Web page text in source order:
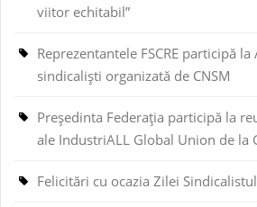
viitor echitabil”
Reprezentantele FSCRE participă
sindicaliști organizată de CNSM
Președinta Federația participă la
ale IndustriALL Global Union de la
Felicitări cu ocazia Zilei